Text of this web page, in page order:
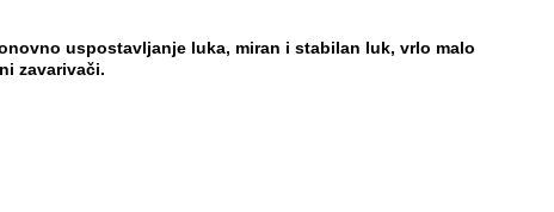
uspostavljanje luka, miran i stabilan luk, vrlo malo
zavarivači.